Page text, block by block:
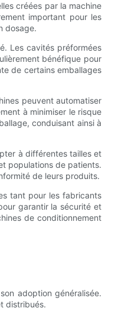
créées par la machine
important pour les
dosage.
Les cavités préformées
bénéfique pour
de certains emballages
peuvent automatiser
à minimiser le risque
conduisant ainsi à
à différentes tailles et
populations de patients.
de leurs produits.
tant pour les fabricants
garantir la sécurité et
de conditionnement
adoption généralisée.
distribués.